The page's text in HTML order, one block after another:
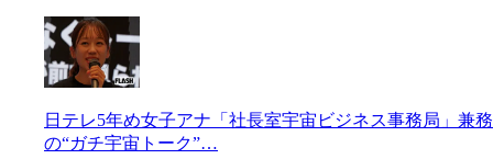
日テレ5年め女子アナ「社長室宇宙ビジネス事務局」兼務
の“ガチ宇宙トーク”…